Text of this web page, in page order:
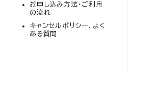
お申し込み方法・ご利用
の流れ
キャンセルポリシー、よく
ある質問